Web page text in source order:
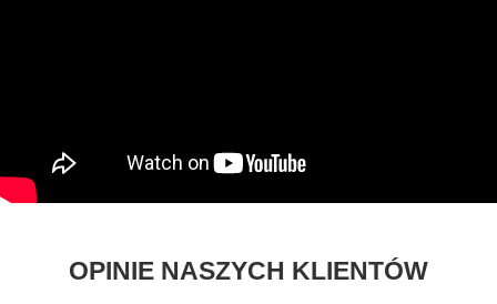
OPINIE NASZYCH KLIENTÓWO